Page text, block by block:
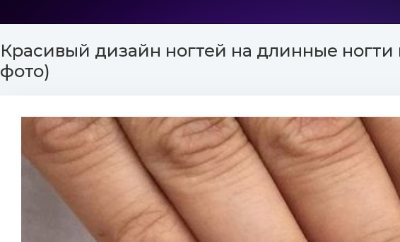
Красивый дизайн ногтей на длинные
фото)